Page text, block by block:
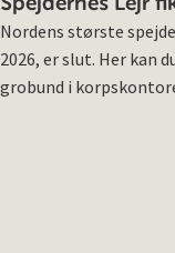
Nordens største
2026, er slut. Her kan
grobund i